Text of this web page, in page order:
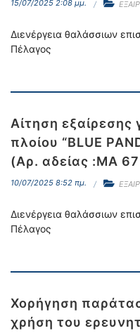
15/07/2025 2:08 μμ.
Διενέργεια θαλάσσιων
Πέλαγος
Αίτηση εξαίρεσης
πλοίου “BLUE
(Αρ. αδείας :ΜΑ
10/07/2025 8:52 πμ.
Διενέργεια θαλάσσιων
Πέλαγος
Χορήγηση
χρήση του